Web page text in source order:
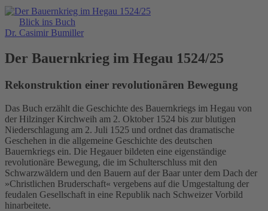
Blick ins Buch
Dr. Casimir Bumiller
Der Bauernkrieg im Hegau 1524/25
Rekonstruktion einer revolutionären Bewegung
Das Buch erzählt die Geschichte des Bauernkriegs im Hegau von
der Hilzinger Kirchweih am 2. Oktober 1524 bis zur blutigen
Niederschlagung am 2. Juli 1525 und ordnet das dramatische
Geschehen in die allgemeine Geschichte des deutschen
Bauernkriegs ein. Die Hegauer bildeten eine eigenständige
revolutionäre Bewegung, die im Schulterschluss mit den
Schwarzwäldern und den Bauern auf der Baar unter dem Dach der
»Christlichen Bruderschaft« vergebens auf die Umgestaltung der
feudalen Gesellschaft in eine Republik nach Schweizer Vorbild
hinarbeitete.